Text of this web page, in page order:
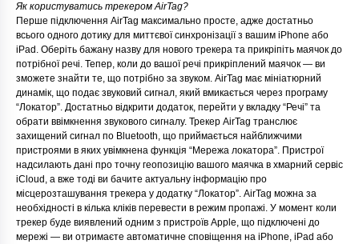
Як користуватись трекером AirTag?
Перше підключення AirTag максимально просте, адже достатньо
всього одного дотику для миттєвої синхронізації з вашим iPhone або
iPad. Оберіть бажану назву для нового трекера та прикріпіть маячок до
потрібної речі. Тепер, коли до вашої речі прикріплений маячок — ви
зможете знайти те, що потрібно за звуком. AirTag має мініатюрний
динамік, що подає звуковий сигнал, який вмикається через програму
“Локатор”. Достатньо відкрити додаток, перейти у вкладку “Речі” та
обрати ввімкнення звукового сигналу. Трекер AirTag транслює
захищений сигнал по Bluetooth, що приймається найближчими
пристроями в яких увімкнена функція “Мережа локатора”. Пристрої
надсилають дані про точну геопозицію вашого маячка в хмарний сервіс
iCloud, а вже тоді ви бачите актуальну інформацію про
місцерозташування трекера у додатку “Локатор”. AirTag можна за
необхідності в кілька кліків перевести в режим пропажі. У момент коли
трекер буде виявлений одним з пристроїв Apple, що підключені до
мережі — ви отримаєте автоматичне сповіщення на iPhone, iPad або